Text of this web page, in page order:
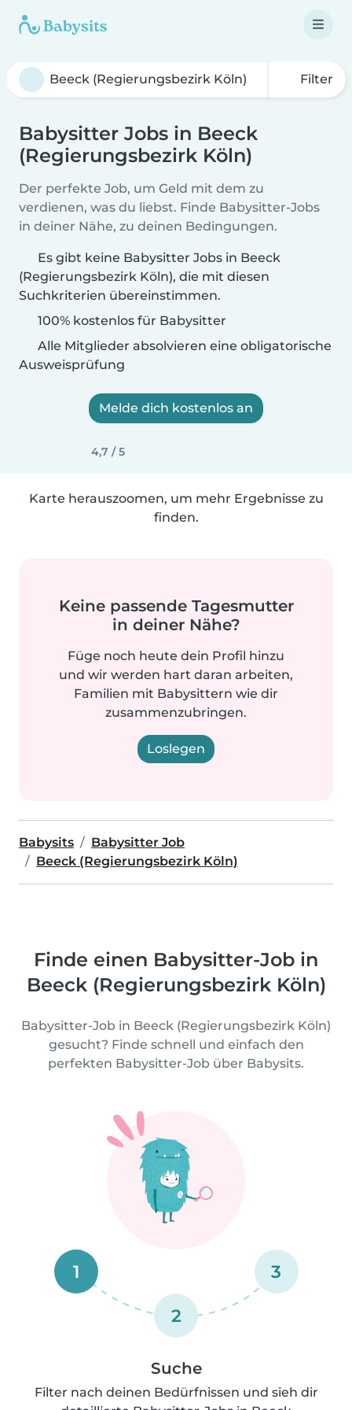
Filter
Babysitter Jobs in Beeck
(Regierungsbezirk Köln)
Der perfekte Job, um Geld mit dem zu
verdienen, was du liebst. Finde Babysitter-Jobs
in deiner Nähe, zu deinen Bedingungen.
Es gibt keine Babysitter Jobs in Beeck
(Regierungsbezirk Köln), die mit diesen
Suchkriterien übereinstimmen.
100% kostenlos für Babysitter
Alle Mitglieder absolvieren eine obligatorische
Ausweisprüfung
Melde dich kostenlos an
4,7 / 5
Karte herauszoomen, um mehr Ergebnisse zu
finden.
Keine passende Tagesmutter
in deiner Nähe?
Füge noch heute dein Profil hinzu
und wir werden hart daran arbeiten,
Familien mit Babysittern wie dir
zusammenzubringen.
Loslegen
Babysits
Babysitter Job
Beeck (Regierungsbezirk Köln)
Finde einen Babysitter-Job in
Beeck (Regierungsbezirk Köln)
Babysitter-Job in Beeck (Regierungsbezirk Köln)
gesucht? Finde schnell und einfach den
perfekten Babysitter-Job über Babysits.
1
2
3
Suche
Filter nach deinen Bedürfnissen und sieh dir